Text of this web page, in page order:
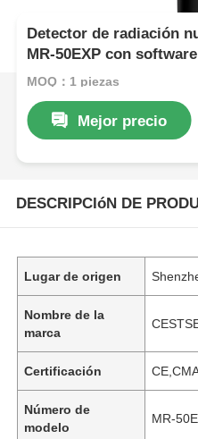
Detector de radiación
MR-50EXP con
MOQ：1 piezas
Mejor precio
DESCRIPCIóN DE
Lugar de origen
Nombre de la
marca
Certificación
Número de
modelo
MR-